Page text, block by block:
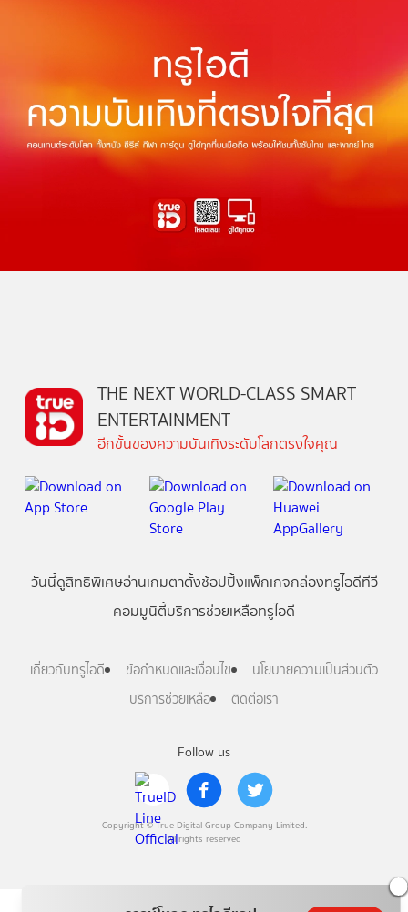
Follow us
Copyright © True Digital Group Company Limited.
All rights reserved
THE NEXT WORLD-CLASS SMART
ENTERTAINMENT
อีกขั้นของความบันเทิงระดับโลกตรงใจคุณ
วันนี้ดูสิทธิพิเศษอ่านเกมตาตั้งช้อปปิ้งแพ็กเกจกล่องทรูไอดีทีวี
คอมมูนิตี้บริการช่วยเหลือทรูไอดี
เกี่ยวกับทรูไอดี ข้อกำหนดและเงื่อนไข
นโยบายความเป็นส่วนตัว
บริการช่วยเหลือ
ติดต่อเรา